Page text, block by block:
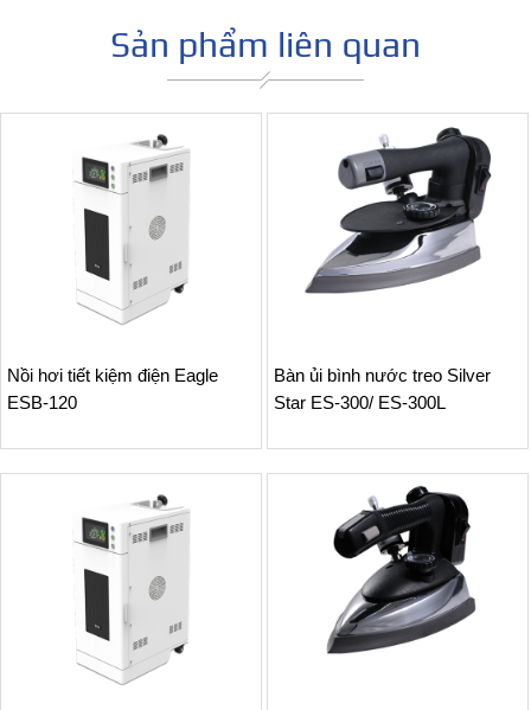
Sản phẩm liên quan
Nồi hơi tiết kiệm điện Eagle
ESB-120
Bàn ủi bình nước treo Silver
Star ES-300/ ES-300L